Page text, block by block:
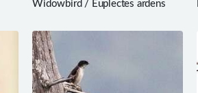
Widowbird / Euplectes ardens